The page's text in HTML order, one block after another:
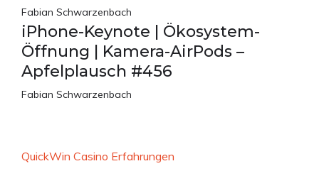
Fabian Schwarzenbach
iPhone-Keynote | Ökosystem-
Öffnung | Kamera-AirPods –
Apfelplausch #456
Fabian Schwarzenbach
QuickWin Casino Erfahrungen